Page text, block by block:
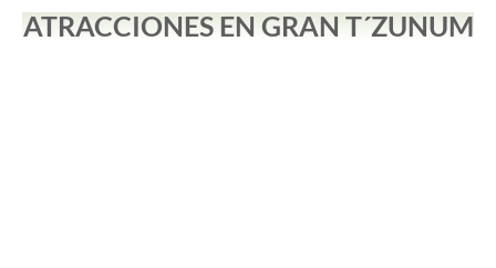
ATRACCIONES EN GRAN T´ZUNUM